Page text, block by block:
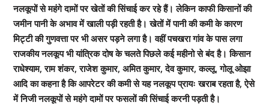
नलकूपों से महंगे दामों पर खेतों की सिंचाई कर रहे हैं। लेकिन काफी किसानों की
जमीन पानी के अभाव में खाली पड़ी रहती है। खेतों में पानी की कमी के कारण
मिट्टी की गुणवत्ता पर भी असर पड़ने लगा है। वहीं पचखरा गांव के पास लगा
राजकीय नलकूप भी यांत्रिक दोष के चलते पिछले कई महीनो से बंद है। किसान
राधेश्याम, राम शंकर, राजेश कुमार, अमित कुमार, देव कुमार, कल्लू, गोलू ओझा
आदि का कहना है कि आपरेटर की कमी से यह नलकूप प्रायः खराब रहता है, ऐसे
में निजी नलकूपों से महंगे दामों पर फसलों की सिंचाई करनी पड़ती है।